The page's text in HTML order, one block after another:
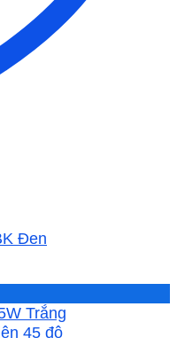
Đen